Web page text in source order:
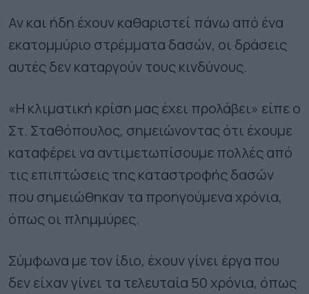
Αν και ήδη έχουν καθαριστεί πάνω από ένα
εκατομμύριο στρέμματα δασών, οι δράσεις
αυτές δεν καταργούν τους κινδύνους.
«Η κλιματική κρίση μας έχει προλάβει» είπε ο
Στ. Σταθόπουλος, σημειώνοντας ότι έχουμε
καταφέρει να αντιμετωπίσουμε πολλές από
τις επιπτώσεις της καταστροφής δασών
που σημειώθηκαν τα προηγούμενα χρόνια,
όπως οι πλημμύρες.
Σύμφωνα με τον ίδιο, έχουν γίνει έργα που
δεν είχαν γίνει τα τελευταία 50 χρόνια, όπως